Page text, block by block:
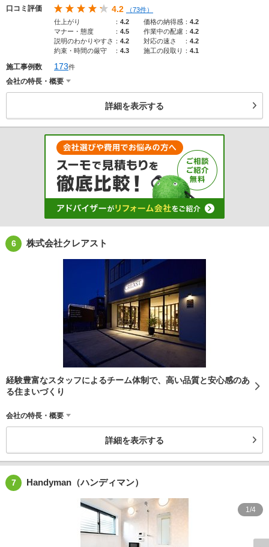
口コミ評価 4.2
（73件）
仕上がり
： 4.2 価格の納得感 ： 4.2
マナー・態度
： 4.5 作業中の配慮 ： 4.2
説明のわかりやすさ ： 4.2 対応の速さ ： 4.2
約束・時間の厳守
： 4.3 施工の段取り ： 4.1
施工事例数 173件
会社の特長・概要
詳細を表示する
6 株式会社クレアスト
経験豊富なスタッフによるチーム体制で、高い品質と安心感のあ
る住まいづくり
会社の特長・概要
詳細を表示する
7 Handyman（ハンディマン）
1/4